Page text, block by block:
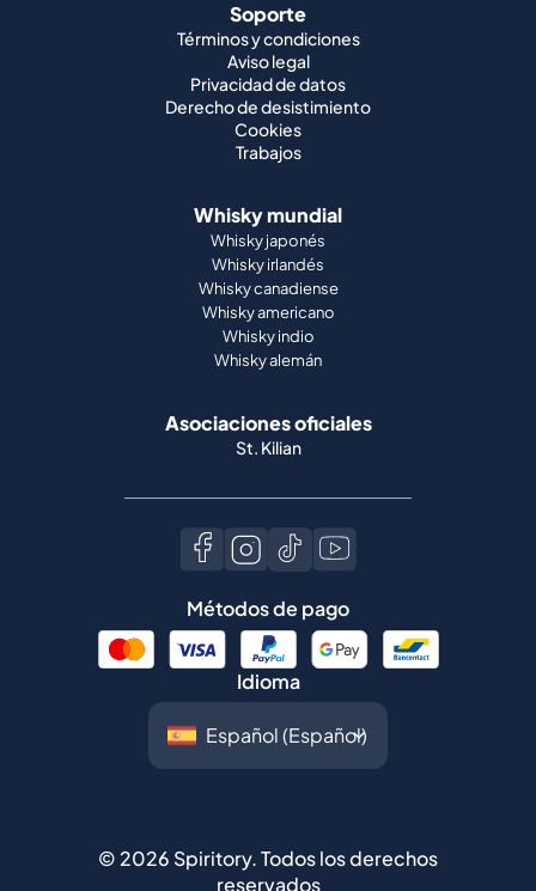
Soporte
Términos y condiciones
Aviso legal
Privacidad de datos
Derecho de desistimiento
Cookies
Trabajos
Whisky mundial
Whisky japonés
Whisky irlandés
Whisky canadiense
Whisky americano
Whisky indio
Whisky alemán
Asociaciones oficiales
St. Kilian
Métodos de pago
Idioma
© 2026 Spiritory.Todos los derechos
reservados